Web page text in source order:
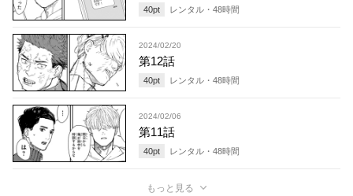
40pt レンタル・ 48時間
2024/02/20
第12話
40pt レンタル・ 48時間
2024/02/06
第11話
40pt レンタル・ 48時間
もっと見る